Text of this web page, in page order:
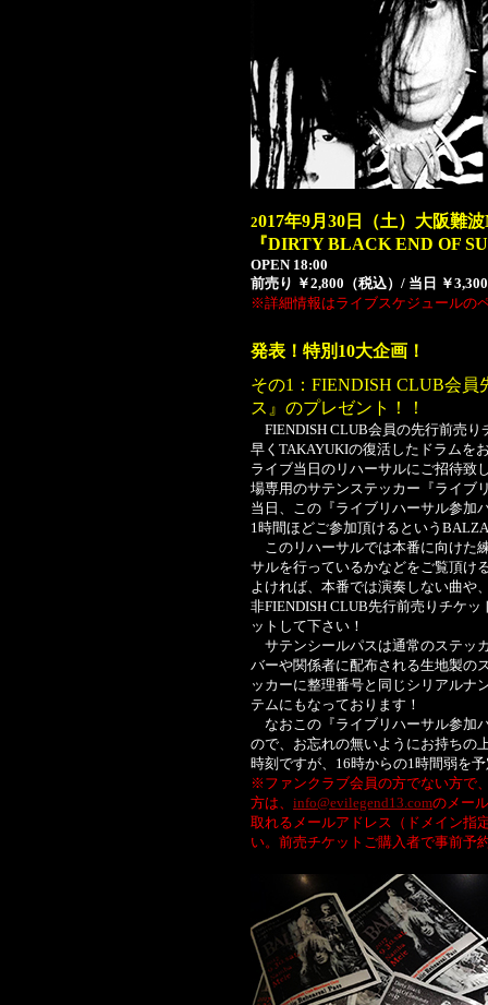
2017年9月30日（土）大阪難波
『DIRTY BLACK END OF
OPEN 18:00
前売り ￥2,800（税込）/ 当日 ￥
※詳細情報はライブスケジュールの
発表！特別10大企画！
その1：FIENDISH CLUB会
ス』のプレゼント！！
FIENDISH CLUB会員の先行前売り
早くTAKAYUKIの復活したドラムを
ライブ当日のリハーサルにご招待致
場専用のサテンステッカー『ライブ
当日、この『ライブリハーサル参加
1時間ほどご参加頂けるという
このリハーサルでは本番に向けた
サルを行っているかなどをご覧頂け
よければ、本番では演奏しない曲や
非FIENDISH CLUB先行前売りチケ
ットして下さい！
サテンシールパスは通常のステッ
バーや関係者に配布される生地製の
ッカーに整理番号と同じシリアルナ
テムにもなっております！
なおこの『ライブリハーサル参加
ので、お忘れの無いようにお持ちの
時刻ですが、16時からの1時間弱を
※ファンクラブ会員の方でない方で
方は、 info@evilegend13.comのメー
取れるメールアドレス（ドメイン指
い。前売チケットご購入者で事前予